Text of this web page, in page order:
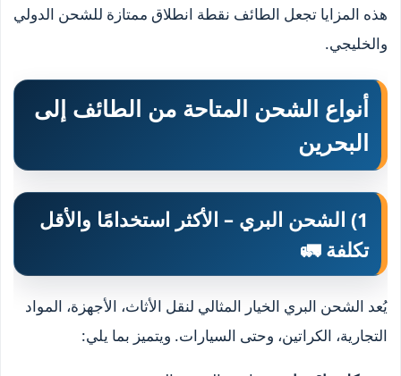
هذه المزايا تجعل الطائف نقطة انطلاق ممتازة للشحن الدولي
والخليجي.
أنواع الشحن المتاحة من الطائف إلى
البحرين
1) الشحن البري – الأكثر استخدامًا والأقل
تكلفة 🚛
يُعد الشحن البري الخيار المثالي لنقل الأثاث، الأجهزة، المواد
التجارية، الكراتين، وحتى السيارات. ويتميز بما يلي: